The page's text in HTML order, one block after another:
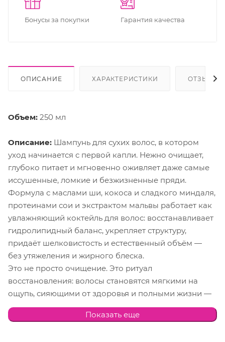
Бонусы за покупки Гарантия качества
ОПИСАНИЕ ХАРАКТЕРИСТИКИ ОТЗЫВЫ
Объем: 250 мл
Описание: Шампунь для сухих волос, в котором
уход начинается с первой капли. Нежно очищает,
глубоко питает и мгновенно оживляет даже самые
иссушенные, ломкие и безжизненные пряди.
Формула с маслами ши, кокоса и сладкого миндаля,
протеинами сои и экстрактом мальвы работает как
увлажняющий коктейль для волос: восстанавливает
гидролипидный баланс, укрепляет структуру,
придаёт шелковистость и естественный объём —
без утяжеления и жирного блеска.
Это не просто очищение. Это ритуал
восстановления: волосы становятся мягкими на
ощупь, сияющими от здоровья и полными жизни —
с первого применения.
100% веганская формула. Без компромиссов. Только
Показать еще